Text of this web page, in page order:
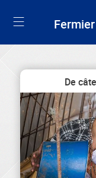
Fermier
De